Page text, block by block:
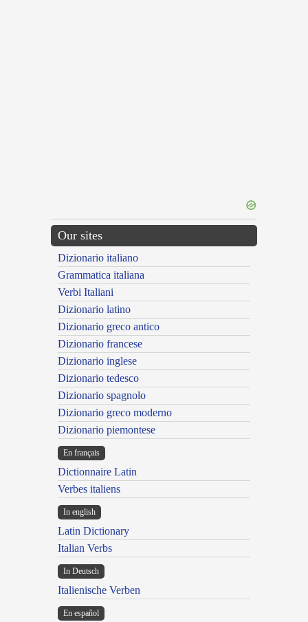
Our sites
Dizionario italiano
Grammatica italiana
Verbi Italiani
Dizionario latino
Dizionario greco antico
Dizionario francese
Dizionario inglese
Dizionario tedesco
Dizionario spagnolo
Dizionario greco moderno
Dizionario piemontese
En français
Dictionnaire Latin
Verbes italiens
In english
Latin Dictionary
Italian Verbs
In Deutsch
Italienische Verben
En español